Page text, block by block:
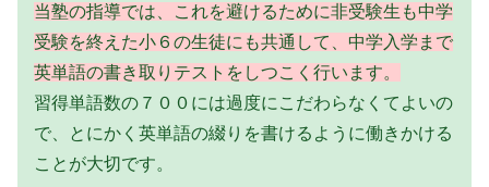
当塾の指導では、これを避けるために非受験生も中学
受験を終えた小６の生徒にも共通して、中学入学まで
英単語の書き取りテストをしつこく行います。
習得単語数の７００には過度にこだわらなくてよいの
で、とにかく英単語の綴りを書けるように働きかける
ことが大切です。